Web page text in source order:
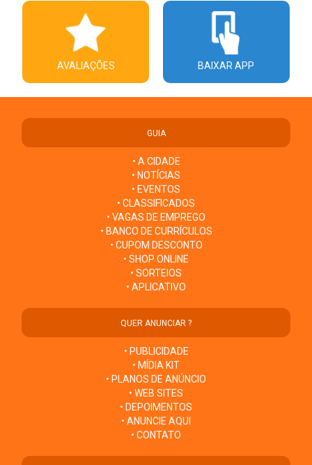
AVALIAÇÕES BAIXAR APP
GUIA
• A CIDADE
• NOTÍCIAS
• EVENTOS
• CLASSIFICADOS
• VAGAS DE EMPREGO
• BANCO DE CURRÍCULOS
• CUPOM DESCONTO
• SHOP ONLINE
• SORTEIOS
• APLICATIVO
QUER ANUNCIAR ?
• PUBLICIDADE
• MÍDIA KIT
• PLANOS DE ANÚNCIO
• WEB SITES
• DEPOIMENTOS
• ANUNCIE AQUI
• CONTATO